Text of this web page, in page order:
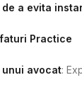
a evita
Practice
avocat: